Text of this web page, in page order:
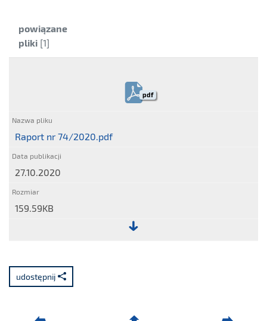
Kategoria:
powiązane
pliki [1]
pdf
Raport nr 74/2020.pdf
27.10.2020
159.59KB
74/2020.pdf
udostępnij